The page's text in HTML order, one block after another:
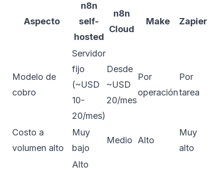
Aspecto
n8n
self-
hosted
n8n
Cloud
Make Zapier
Modelo de
cobro
Servidor
fijo
(~USD
10-
20/mes)
Desde
~USD
20/mes
Por
operación
Por
tarea
Costo a
volumen alto
Muy
bajo
Medio Alto
Muy
alto
Alto